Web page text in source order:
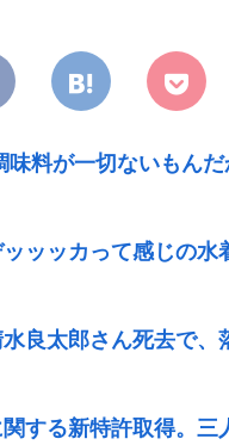
料が一切ないもん
ッッカって感じの
良太郎さん死去で、
関する新特許取得。